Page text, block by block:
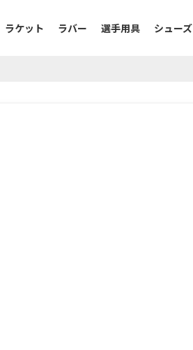
ラケット ラバー 選手用具 シューズ